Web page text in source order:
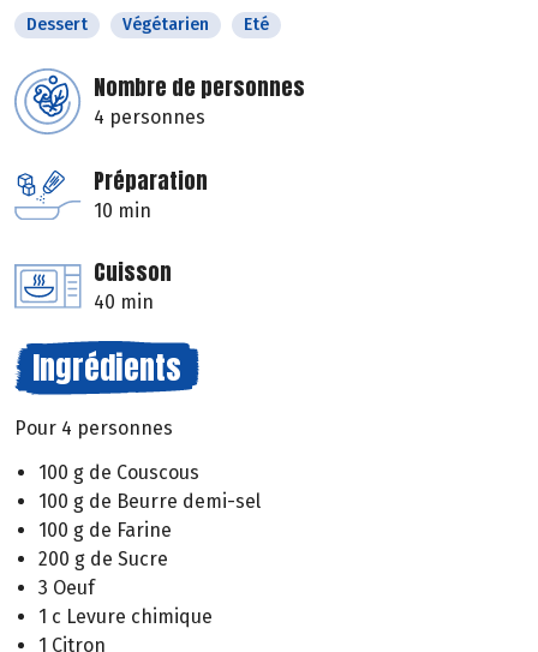
Dessert Végétarien Eté
Nombre de personnes
4 personnes
Préparation
10 min
Cuisson
40 min
Ingrédients
Pour 4 personnes
100 g de Couscous
100 g de Beurre demi-sel
100 g de Farine
200 g de Sucre
3 Oeuf
1 c Levure chimique
1 Citron